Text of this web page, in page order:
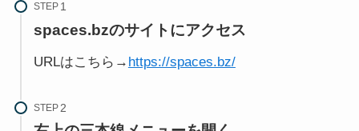
STEP
spaces.bzのサイトにアクセス
URLはこちら→ https://spaces.bz/
STEP